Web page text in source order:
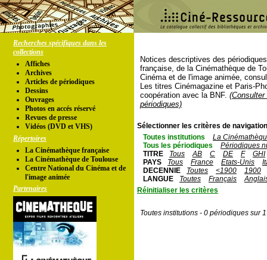
Recherches spécifiques dans les
collections
Affiches
Archives
Articles de périodiques
Dessins
Ouvrages
Photos en accés réservé
Revues de presse
Vidéos (DVD et VHS)
Répertoires
La Cinémathèque française
La Cinémathèque de Toulouse
Centre National du Cinéma et de
l'image animée
Partenaires
Notices descriptives des
française, de la Cinémathèque de
Cinéma et de l'image animée,
Les titres Cinémagazine et Paris-
coopération avec la BNF.
périodiques)
Sélectionner les critères de
Toutes institutions
La
Tous les périodiques
Périodiques
TITRE
Tous AB C DE F
GHI
PAYS
Tous France Etats-Unis
DECENNIE
Toutes <1900
1900
LANGUE
Toutes Français
Réinitialiser les critères
Toutes institutions - 0 périodiques sur